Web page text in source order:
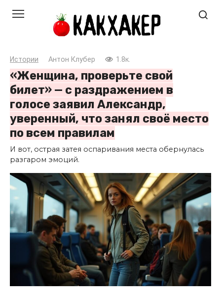
Истории Антон Клубер 1.8к.
«Женщина, проверьте свой
билет» — с раздражением в
голосе заявил Александр,
уверенный, что занял своё место
по всем правилам
И вот, острая затея оспаривания места обернулась
разгаром эмоций.